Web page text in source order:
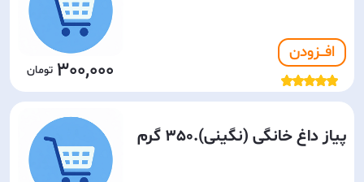
افـــزودن
300,000
پیاز داغ خانگی (نگینی).350 گرم